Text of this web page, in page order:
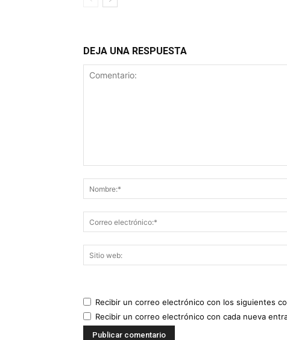
DEJA UNA RESPUESTA
Recibir un correo electrónico con los siguientes
Recibir un correo electrónico con cada nueva